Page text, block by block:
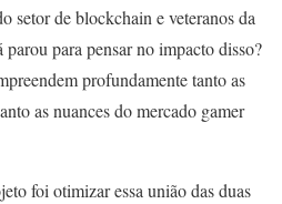
setor de blockchain e veteranos da
para pensar no impacto disso?
profundamente tanto as
as nuances do mercado gamer
foi otimizar essa união das duas